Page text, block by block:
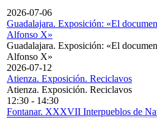
2026-07-06
Guadalajara. Exposición: «El
Alfonso X»
Guadalajara. Exposición: «El
Alfonso X»
2026-07-12
Atienza. Exposición. Reciclavos
Atienza. Exposición. Reciclavos
12:30 - 14:30
Fontanar. XXXVII Interpueblos de